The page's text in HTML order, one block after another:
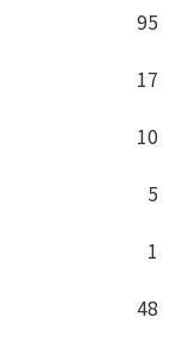
95
17
10
5
1
48